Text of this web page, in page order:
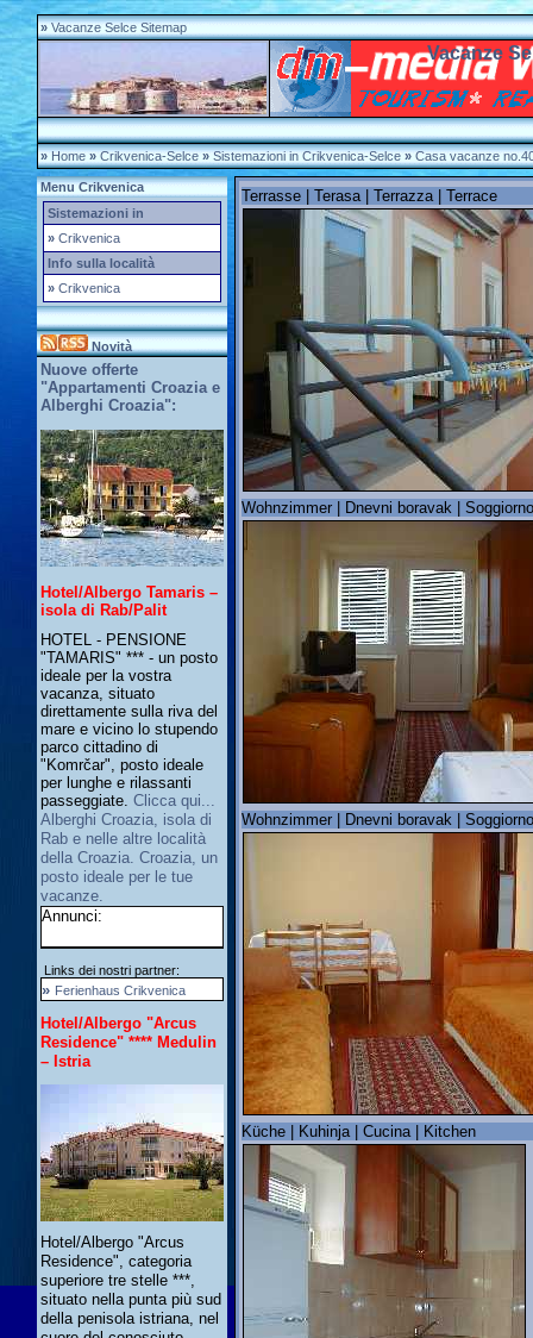
» Vacanze Selce Sitemap
Vacanze
» Home » Crikvenica-Selce » Sistemazioni in Crikvenica-Selce » Casa vacanze
Menu Crikvenica
Sistemazioni in
» Crikvenica
Info sulla località
» Crikvenica
Novità
Nuove offerte
"Appartamenti Croazia e
Alberghi Croazia":
Hotel/Albergo Tamaris –
isola di Rab/Palit
HOTEL - PENSIONE
"TAMARIS" *** - un posto
ideale per la vostra
vacanza, situato
direttamente sulla riva del
mare e vicino lo stupendo
parco cittadino di
"Komrčar", posto ideale
per lunghe e rilassanti
passeggiate. Clicca qui...
Alberghi Croazia, isola di
Rab e nelle altre località
della Croazia. Croazia, un
posto ideale per le tue
vacanze.
Annunci:
Links dei nostri partner:
» Ferienhaus Crikvenica
Hotel/Albergo "Arcus
Residence" **** Medulin
– Istria
Hotel/Albergo "Arcus
Residence", categoria
superiore tre stelle ***,
situato nella punta più sud
della penisola istriana, nel
Terrasse | Terasa | Terrazza | Terrace
Wohnzimmer | Dnevni boravak |
Wohnzimmer | Dnevni boravak |
Küche | Kuhinja | Cucina | Kitchen